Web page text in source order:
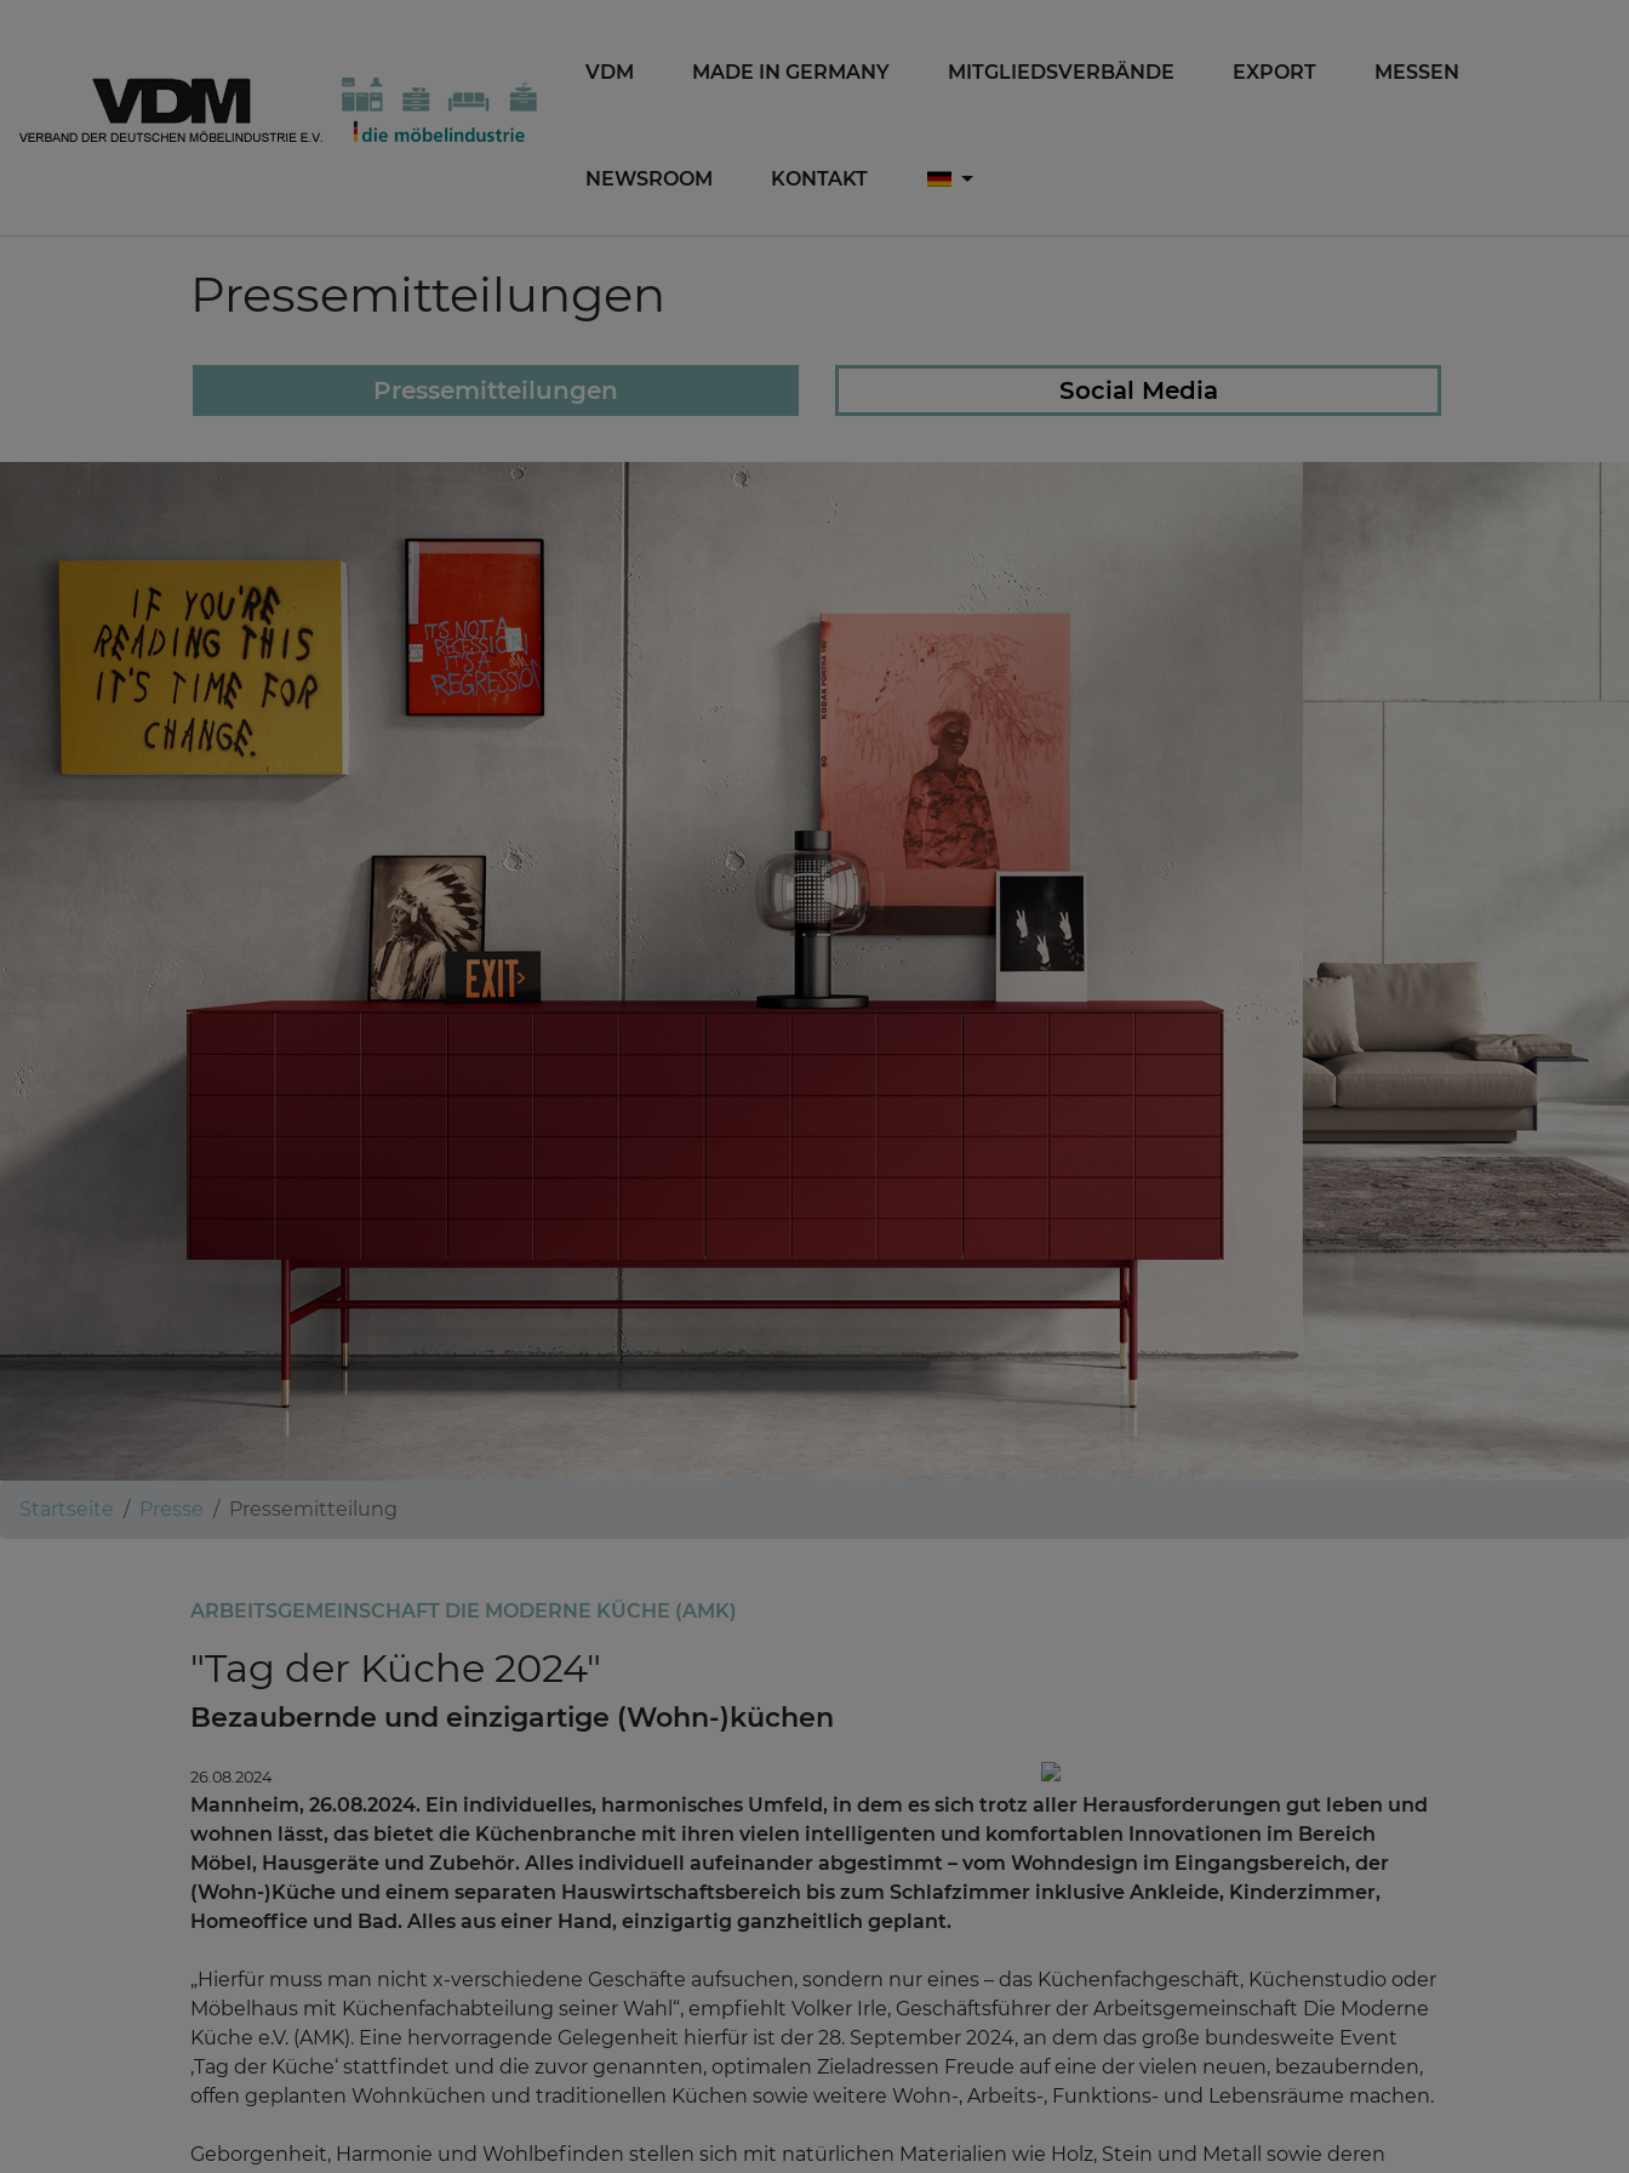
VDM MADE IN GERMANY MITGLIEDSVERBÄNDE EXPORT MESSEN
NEWSROOM KONTAKT
Pressemitteilungen
Pressemitteilungen Social Media
Startseite Presse Pressemitteilung
ARBEITSGEMEINSCHAFT DIE MODERNE KÜCHE (AMK)
"Tag der Küche 2024"
Bezaubernde und einzigartige (Wohn-)küchen
26.08.2024
Mannheim, 26.08.2024. Ein individuelles, harmonisches Umfeld, in dem es sich trotz aller Herausforderungen gut leben und
wohnen lässt, das bietet die Küchenbranche mit ihren vielen intelligenten und komfortablen Innovationen im Bereich
Möbel, Hausgeräte und Zubehör. Alles individuell aufeinander abgestimmt – vom Wohndesign im Eingangsbereich, der
(Wohn-)Küche und einem separaten Hauswirtschaftsbereich bis zum Schlafzimmer inklusive Ankleide, Kinderzimmer,
Homeoffice und Bad. Alles aus einer Hand, einzigartig ganzheitlich geplant.
„Hierfür muss man nicht x-verschiedene Geschäfte aufsuchen, sondern nur eines – das Küchenfachgeschäft, Küchenstudio oder
Möbelhaus mit Küchenfachabteilung seiner Wahl“, empfiehlt Volker Irle, Geschäftsführer der Arbeitsgemeinschaft Die Moderne
Küche e.V. (AMK). Eine hervorragende Gelegenheit hierfür ist der 28. September 2024, an dem das große bundesweite Event
‚Tag der Küche‘ stattfindet und die zuvor genannten, optimalen Zieladressen Freude auf eine der vielen neuen, bezaubernden,
offen geplanten Wohnküchen und traditionellen Küchen sowie weitere Wohn-, Arbeits-, Funktions- und Lebensräume machen.
Geborgenheit, Harmonie und Wohlbefinden stellen sich mit natürlichen Materialien wie Holz, Stein und Metall sowie deren